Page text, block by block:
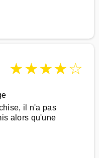
★★★★☆
il n'a pas
alors qu'une